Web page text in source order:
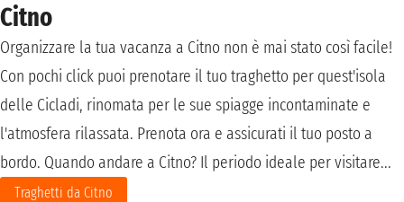
Citno
Organizzare la tua vacanza a Citno non è mai stato così facile!
Con pochi click puoi prenotare il tuo traghetto per quest'isola
delle Cicladi, rinomata per le sue spiagge incontaminate e
l'atmosfera rilassata. Prenota ora e assicurati il tuo posto a
bordo. Quando andare a Citno? Il periodo ideale per visitare...
Traghetti da Citno